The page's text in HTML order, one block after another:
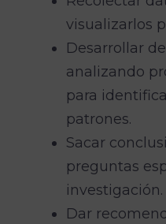
visualizarlos
Desarrollar
analizando
para
patrones.
Sacar
preguntas
investigación.
Dar